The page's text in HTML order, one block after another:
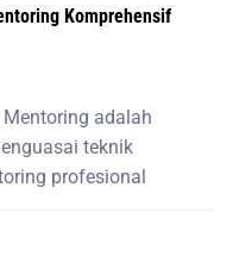
Komprehensif
adalah
teknik
profesional